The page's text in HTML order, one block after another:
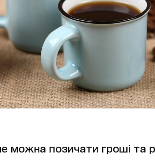
можна позичати гроші та